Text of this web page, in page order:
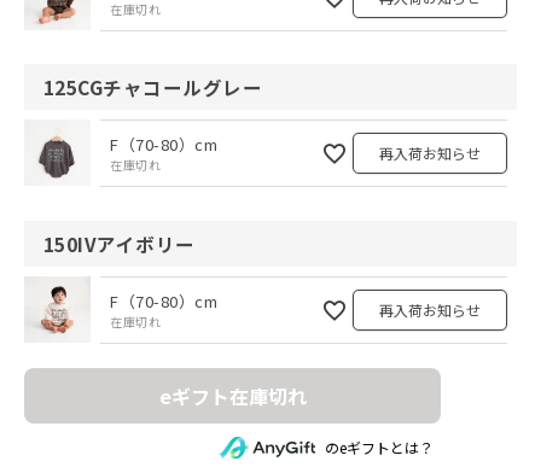
在庫切れ
125CGチャコールグレー
F（70-80）cm
在庫切れ
再入荷お知らせ
150IVアイボリー
F（70-80）cm
在庫切れ
再入荷お知らせ
eギフト在庫切れ
のeギフトとは？